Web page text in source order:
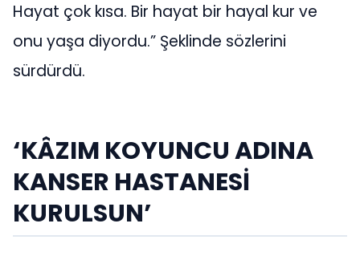
Hayat çok kısa. Bir hayat bir hayal kur ve
onu yaşa diyordu.” Şeklinde sözlerini
sürdürdü.
‘KÂZIM KOYUNCU ADINA
KANSER HASTANESİ
KURULSUN’